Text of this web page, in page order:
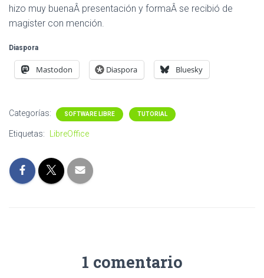
hizo muy buenaÂ presentación y formaÂ se recibió de
magister con mención.
Diaspora
Mastodon Diaspora Bluesky
Categorías: SOFTWARE LIBRE TUTORIAL
Etiquetas: LibreOffice
1 comentario